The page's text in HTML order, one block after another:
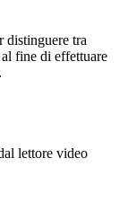
distinguere tra
fine di effettuare
lettore video